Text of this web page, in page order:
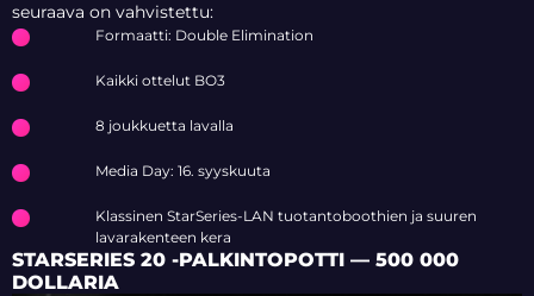
seuraava on vahvistettu:
Formaatti: Double Elimination
Kaikki ottelut BO3
8 joukkuetta lavalla
Media Day: 16. syyskuuta
Klassinen StarSeries-LAN tuotantoboothien ja suuren
lavarakenteen kera
STARSERIES 20 -PALKINTOPOTTI — 500 000
DOLLARIA